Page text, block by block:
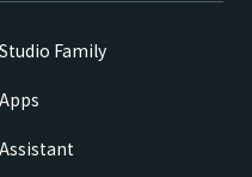
Studio Family
Apps
Assistant